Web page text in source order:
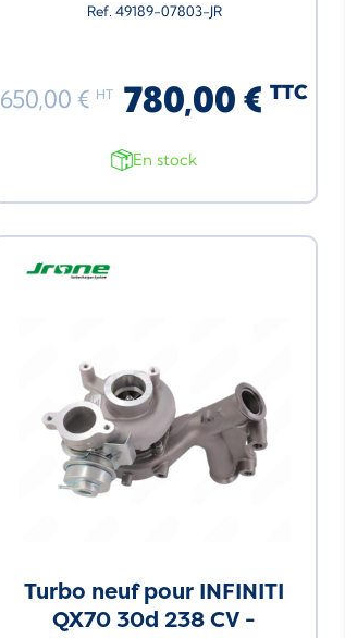
Ref. 49189-07803-JR
650,00 € HT 780,00 € TTC
En stock
Turbo neuf pour INFINITI
QX70 30d 238 CV -